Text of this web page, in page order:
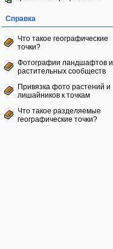
Справка
Что такое географические
точки?
Фотографии ландшафтов и
растительных сообществ
Привязка фото растений и
лишайников к точкам
Что такое разделяемые
географические точки?